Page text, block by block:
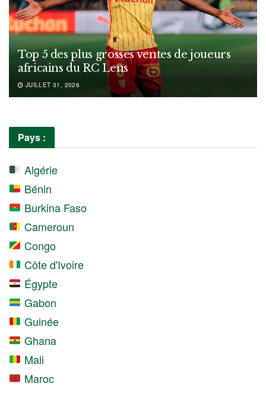
Top 5 des plus grosses ventes de joueurs
africains du RC Lens
JUILLET 31, 2026
Pays :
Algérie
Bénin
Burkina Faso
Cameroun
Congo
Côte d'Ivoire
Égypte
Gabon
Guinée
Ghana
Mali
Maroc